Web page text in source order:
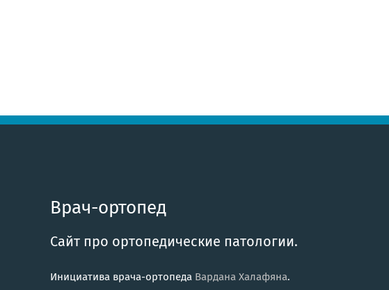
Врач-ортопед
Сайт про ортопедические патологии.
Инициатива врача-ортопеда Вардана Халафяна.